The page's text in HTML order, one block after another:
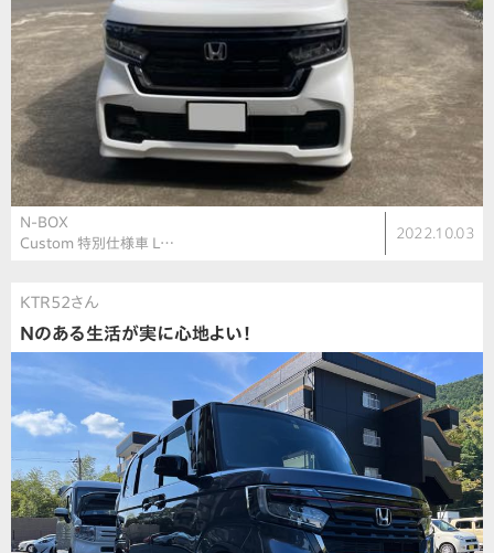
N-BOX
Custom 特別仕様車 L…
2022.10.03
KTR52さん
Nのある生活が実に心地よい！